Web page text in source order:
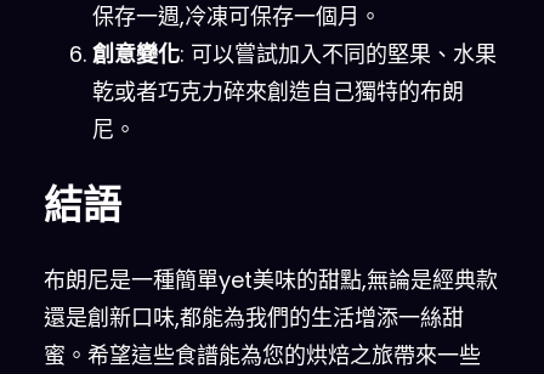
保存一週,冷凍可保存一個月。
創意變化: 可以嘗試加入不同的堅果、水果
乾或者巧克力碎來創造自己獨特的布朗
尼。
結語
布朗尼是一種簡單yet美味的甜點,無論是經典款
還是創新口味,都能為我們的生活增添一絲甜
蜜。希望這些食譜能為您的烘焙之旅帶來一些